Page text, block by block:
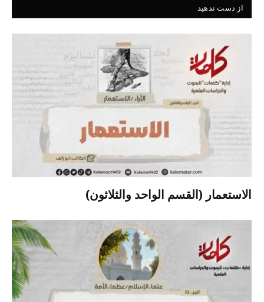
از دست ندهید
الاستعمار (القسم الواحد والثلاثون)